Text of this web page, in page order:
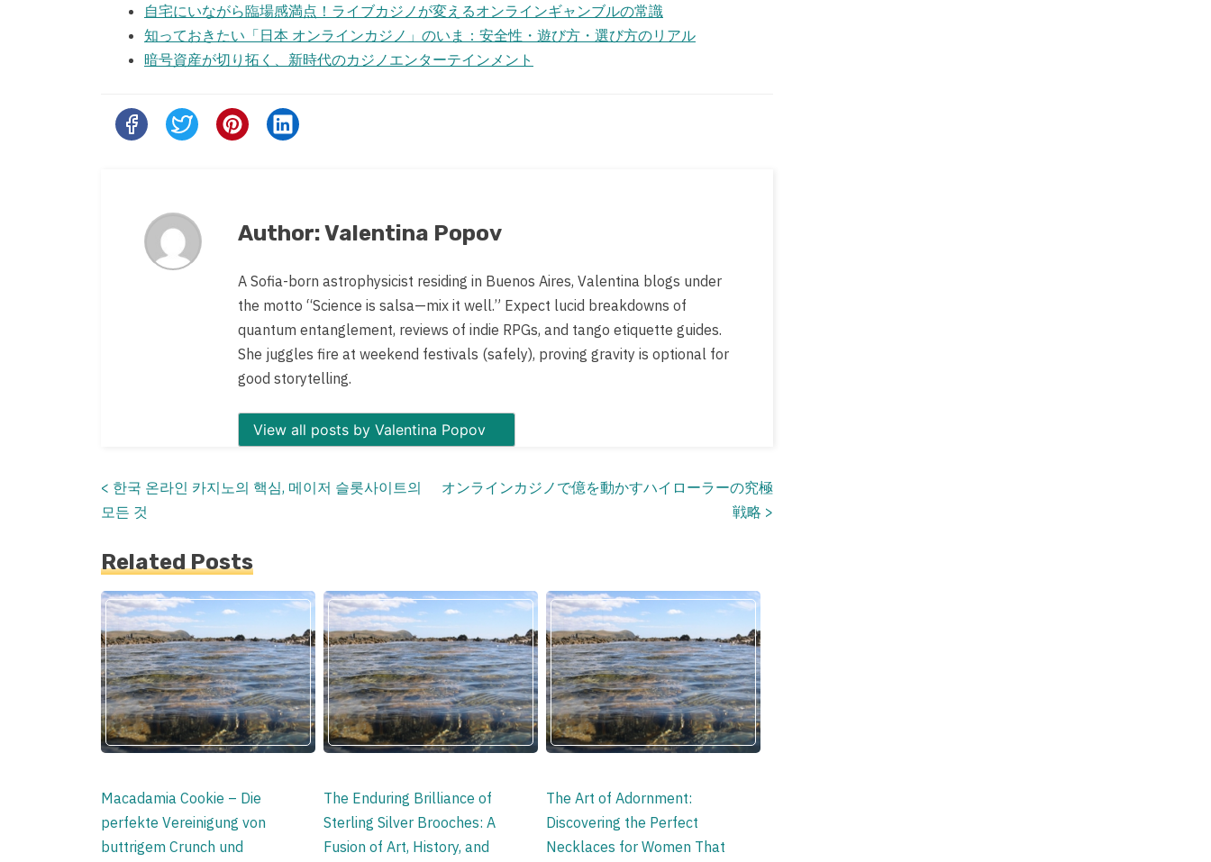
自宅にいながら臨場感満点！ライブカジノが変えるオンラインギャンブルの常識
知っておきたい「日本 オンラインカジノ」のいま：安全性・遊び方・選び方のリアル
暗号資産が切り拓く、新時代のカジノエンターテインメント
Share
this
Author: Valentina Popov
A Sofia-born astrophysicist residing in Buenos Aires, Valentina blogs under
the motto “Science is salsa—mix it well.” Expect lucid breakdowns of
quantum entanglement, reviews of indie RPGs, and tango etiquette guides.
She juggles fire at weekend festivals (safely), proving gravity is optional for
good storytelling.
View all posts by Valentina Popov
Posts
< 한국 온라인 카지노의 핵심, 메이저 슬롯사이트의
모든 것
オンラインカジノで億を動かすハイローラーの究極
戦略 >
Related Posts
Macadamia Cookie – Die
perfekte Vereinigung von
buttrigem Crunch und
The Enduring Brilliance of
Sterling Silver Brooches: A
Fusion of Art, History, and
The Art of Adornment:
Discovering the Perfect
Necklaces for Women That